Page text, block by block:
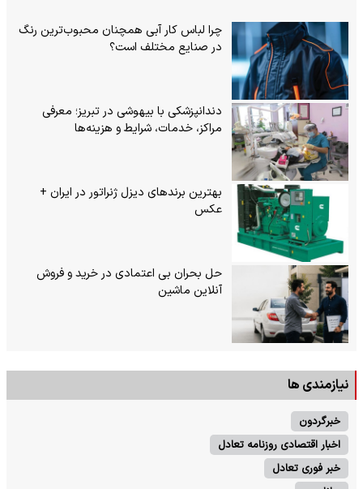
چرا لباس کار آبی همچنان محبوب‌ترین رنگ
در صنایع مختلف است؟
دندانپزشکی با بیهوشی در تبریز؛ معرفی
مراکز، خدمات، شرایط و هزینه‌ها
بهترین برندهای دیزل ژنراتور در ایران +
عکس
حل بحران بی‌ اعتمادی در خرید و فروش
آنلاین ماشین
نیازمندی ها
خبرگردون
اخبار اقتصادی روزنامه تعادل
خبر فوری تعادل